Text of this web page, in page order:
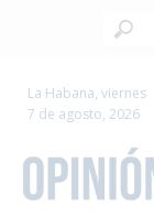
La Habana, viernes
7 de agosto, 2026